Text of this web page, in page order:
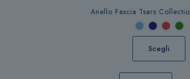
Anello Fascia Tsars
Scegli